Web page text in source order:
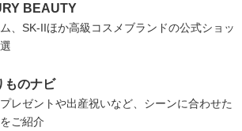
BEAUTY
、SK-IIほか高級コスメブランドの公式ショッ
ものナビ
レゼントや出産祝いなど、シーンに合わせた
ご紹介